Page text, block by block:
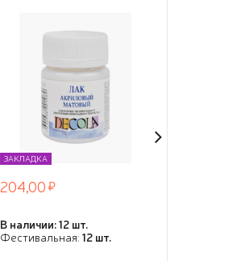
ЗАКЛАДКА
204,00
В наличии: 12 шт.
Фестивальная: 12 шт.